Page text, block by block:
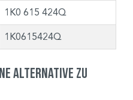
1K0 615 424Q
1K0615424Q
Alternative zu